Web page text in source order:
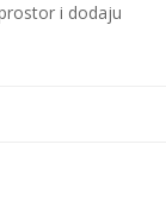
i dodaju